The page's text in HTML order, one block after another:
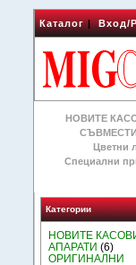
Каталог|Вход/
НОВИТЕ
Цветни
Специални
Категории
НОВИТЕ
АПАРАТИ (6)
ОРИГИНАЛНИ